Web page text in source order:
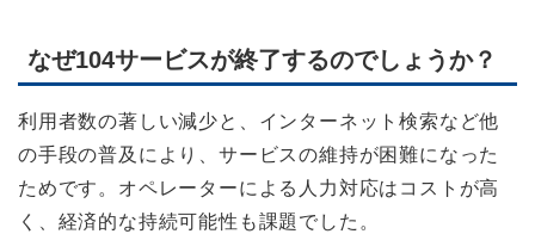
なぜ104サービスが終了するのでしょうか？
利用者数の著しい減少と、インターネット検索など他
の手段の普及により、サービスの維持が困難になった
ためです。オペレーターによる人力対応はコストが高
く、経済的な持続可能性も課題でした。